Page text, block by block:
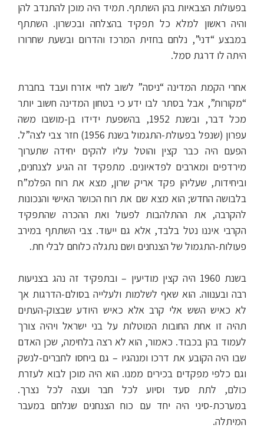
בפעולות הצבאיות בהן השתתף. תמיד היה מוכן להתנדב להן
והיה ראשון למלא כל תפקיד בהצלחה ובכשרון. השתתף
במבצע “דני”, נלחם בחזית המרכז והדרום ובשעת שחרורו
היתה לו דרגת סמל.
אחרי הקמת המדינה “ניסה” לשוב לחיי אזרח ועבד בחברת
“מקורות”, אבל בסתר לבו ידע כי בטחון המדינה חשוב יותר
מכל דבר, ובשנת 1952, בהשפעת ידידו בן-מושבו משה
עפרון (שנפל בפעולת-התגמול בשנת 1956) חזר צבי לצה”ל.
הפעם היה כבר קצין והוטל עליו להקים יחידה שתערוך
מירדפים ומארבים לפדאיונים. מתפקיד זה הגיע לצנחנים,
וביחידות, שעליהן פקד אריק שרון, מצא את רוח הפלמ”ח
בלבושה החדש; הוא מצא שם את רוח הכושר האישי והנכונות
להקרבה, את ההתלהבות לפעול ואת ההכרה שהתפקיד
הקרבי איננו נטל בלבד, אלא גם ייעוד. צבי השתתף במירב
פעולות-התגמול של הצנחנים ושם נתגלה כלוחם לבלי חת.
בשנת 1960 היה קצין מודיעין – ובתפקיד זה נהג בצניעות
רבה ובענווה. הוא שאף לשלמות ולעלייה בסולם-הדרגות אך
לא כאיש השש אלי קרב אלא כאיש היודע שבצוק-העתים
תהיה זו אחת החובות המוטלות על בני ישראל ויהיה צורך
לעמוד בהן בכבוד. כאמור, הוא לא רצה בלחימה, שכן האדם
שבו היה הקובע את דרכו ומנהגיו – גם ביחסו לחברים-לנשק
וגם כלפי מפקדים בכירים ממנו. הוא היה מוכן לבוא לעזרת
כולם, לתת סעד וסיוע לכל חבר ועצה לכל נצרך.
במערכת-סיני היה יחד עם כוח הצנחנים שנלחם במעבר
המיתלה.